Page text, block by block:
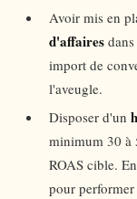
Avoir mis en
d'affaires
import de
l'aveugle.
Disposer d'un
minimum 30 à
ROAS cible.
pour